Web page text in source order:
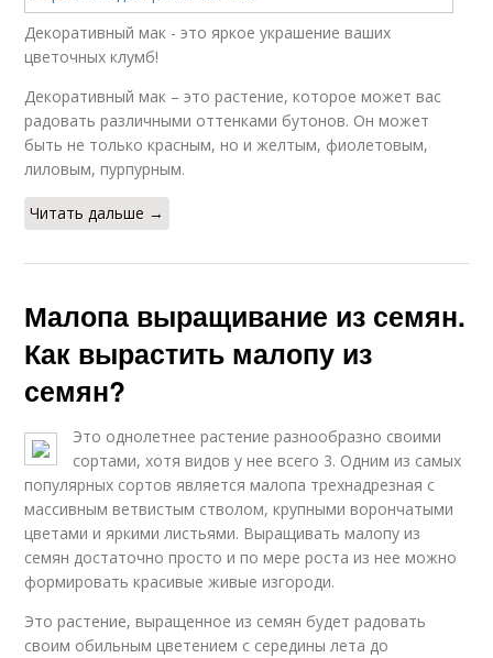
Декоративный мак - это яркое украшение ваших
цветочных клумб!
Декоративный мак – это растение, которое может вас
радовать различными оттенками бутонов. Он может
быть не только красным, но и желтым, фиолетовым,
лиловым, пурпурным.
Читать дальше →
Малопа выращивание из семян.
Как вырастить малопу из
семян?
Это однолетнее растение разнообразно своими
сортами, хотя видов у нее всего 3. Одним из самых
популярных сортов является малопа трехнадрезная с
массивным ветвистым стволом, крупными ворончатыми
цветами и яркими листьями. Выращивать малопу из
семян достаточно просто и по мере роста из нее можно
формировать красивые живые изгороди.
Это растение, выращенное из семян будет радовать
своим обильным цветением с середины лета до